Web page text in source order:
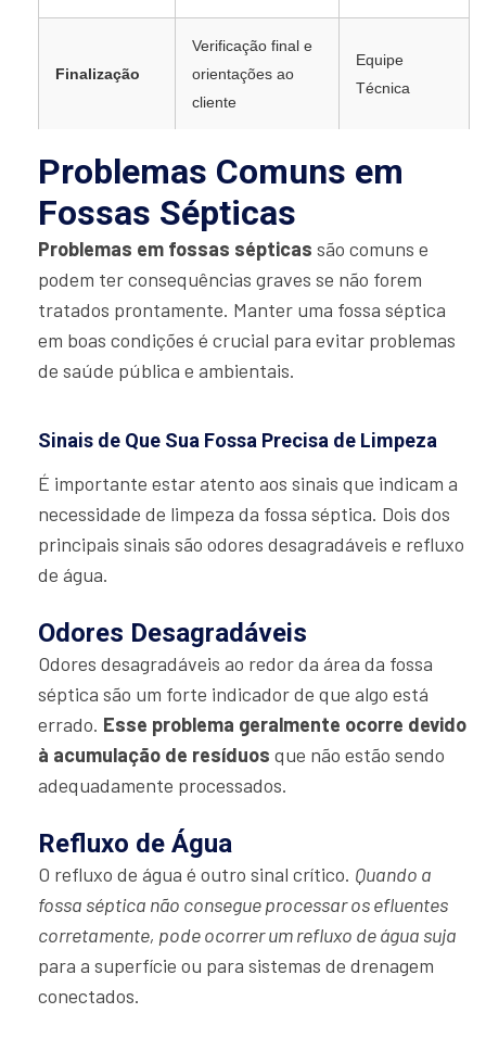
Finalização
Verificação final e
orientações ao
cliente
Equipe
Técnica
Problemas Comuns em
Fossas Sépticas
Problemas em fossas sépticas são comuns e
podem ter consequências graves se não forem
tratados prontamente. Manter uma fossa séptica
em boas condições é crucial para evitar problemas
de saúde pública e ambientais.
Sinais de Que Sua Fossa Precisa de Limpeza
É importante estar atento aos sinais que indicam a
necessidade de limpeza da fossa séptica. Dois dos
principais sinais são odores desagradáveis e refluxo
de água.
Odores Desagradáveis
Odores desagradáveis ao redor da área da fossa
séptica são um forte indicador de que algo está
errado. Esse problema geralmente ocorre devido
à acumulação de resíduos que não estão sendo
adequadamente processados.
Refluxo de Água
O refluxo de água é outro sinal crítico. Quando a
fossa séptica não consegue processar os efluentes
corretamente, pode ocorrer um refluxo de água suja
para a superfície ou para sistemas de drenagem
conectados.